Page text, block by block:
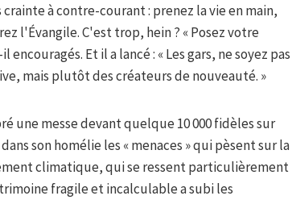
à contre-courant : prenez la vie en main,
l'Évangile. C'est trop, hein ? « Posez votre
Et il a lancé : « Les gars, ne soyez pas
mais plutôt des créateurs de nouveauté. »
une messe devant quelque 10 000 fidèles sur
son homélie les « menaces » qui pèsent sur la
climatique, qui se ressent particulièrement
fragile et incalculable a subi les